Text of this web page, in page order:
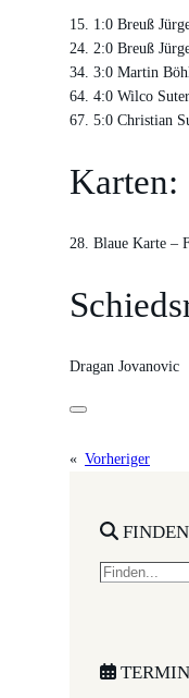
15. 1:0 Breuß
24. 2:0 Breuß
34. 3:0 Martin
64. 4:0 Wilco Suter
67. 5:0 Christian
Karten:
28. Blaue Karte –
Dragan Jovanovic
« Vorheriger
FINDEN
S
c